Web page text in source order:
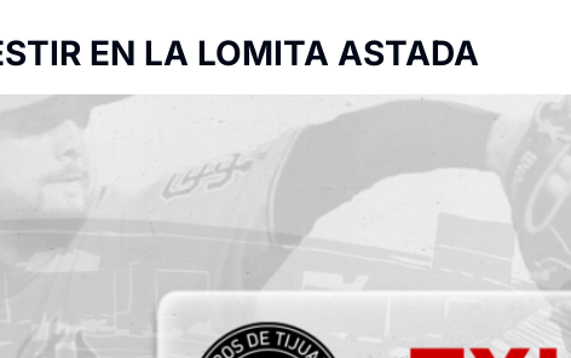
EN LA LOMITA ASTADA